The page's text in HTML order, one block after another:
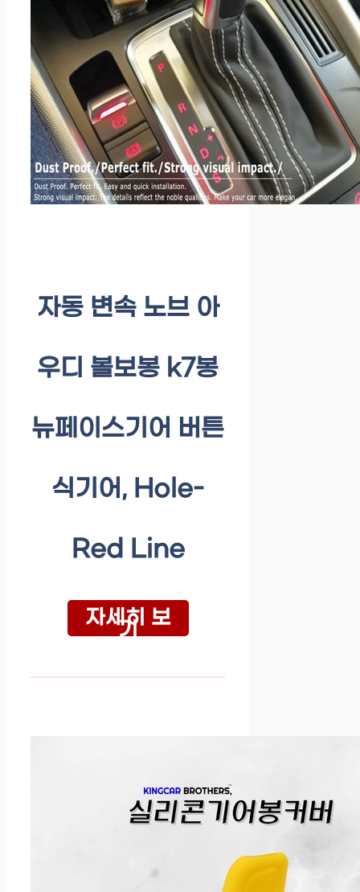
자동 변속 노브 아
우디 볼보봉 k7봉
뉴페이스기어 버튼
식기어, Hole-
Red Line
자세히 보
기